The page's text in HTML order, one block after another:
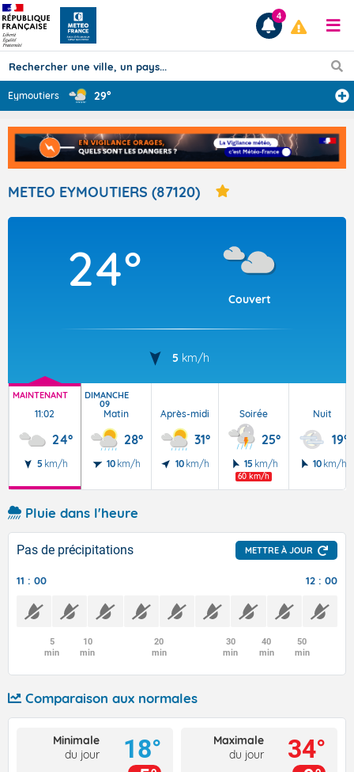
Prévisions
TOUS LES RÉSULTATS
Articles
4
Eymoutiers 29°
METEO EYMOUTIERS (87120)
24°
Couvert
5 km/h
MAINTENANT
11:02
24°
5 km/h
DIMANCHE
09
Matin
28°
10 km/h
Après-midi
31°
10 km/h
Soirée
25°
15 km/h
60 km/h
Nuit
19°
10 km/h
Pluie dans l'heure
Pas de précipitations METTRE À JOUR
11 : 00 12 : 00
5
min
10
min
20
min
30
min
40
min
50
min
Comparaison aux normales
Minimale
du jour
18°
Maximale
du jour
34°